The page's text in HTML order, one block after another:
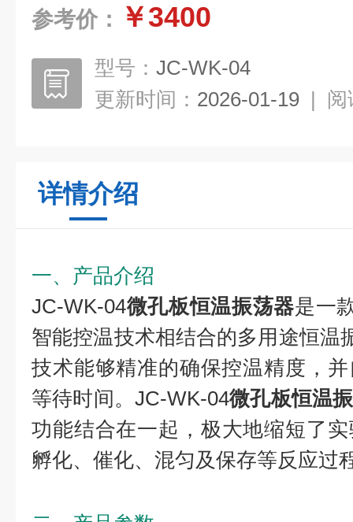
参考价： ￥3400
型号： JC-WK-04
更新时间： 2026-01-19 | 阅
详情介绍
一、产品介绍
JC-WK-04微孔板恒温振荡器是一
智能控温技术相结合的多用途恒温
技术能够精准的确保控温精度，
等待时间。JC-WK-04微孔板恒温
功能结合在一起，极大地缩短了
孵化、催化、混匀及保存等反应过